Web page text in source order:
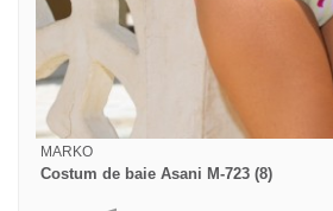
MARKO
Costum de baie Asani M-723 (8)